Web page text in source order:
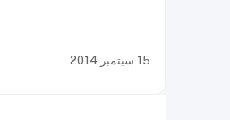
15 سبتمبر 2014